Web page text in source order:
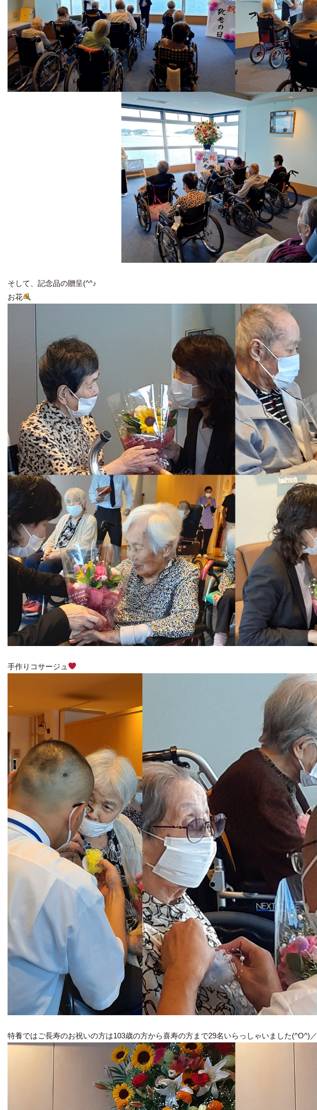
そして、記念品の贈呈(^^♪
お花
手作りコサージュ
特養ではご長寿のお祝いの方は103歳の方から喜寿の方まで29名いらっしゃいました(^O^)／